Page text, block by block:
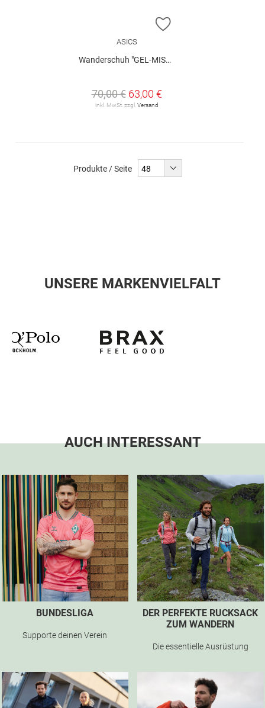
ZUR WUNSCHLISTE
ASICS
Wanderschuh "GEL-MISSION 3"
70,00 € 63,00 €
inkl. MwSt. zzgl. Versand
Produkte / Seite
UNSERE MARKENVIELFALT
AUCH INTERESSANT
BUNDESLIGA
Supporte deinen Verein
DER PERFEKTE RUCKSACK
ZUM WANDERN
Die essentielle Ausrüstung